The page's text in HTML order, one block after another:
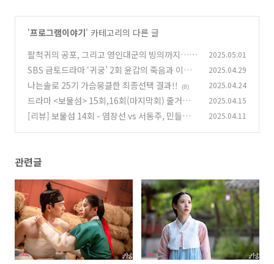
'프로그램이야기' 카테고리의 다른 글
팔척귀의 공포, 그리고 영인대군의 빙의까지…S
BS <귀궁> 3~4회 줄거리 총정리!
(4)
2025.05.01
SBS 금토드라마 ‘귀궁’ 2회 윤갑의 죽음과 이무
기의 빙의.. 그리고 또다른 존재 (3)
2025.04.29
나는솔로 25기 가슴뭉클한 최종선택 결과!! (8) 2025.04.24
드라마 <보물섬> 15회,16회(마지막회) 줄거리
& 리뷰,완전한 승자는 없다! (5)
2025.04.15
[리뷰] 보물섬 14회 - 염장선 vs 서동주, 민들레
2025.04.11
관련글